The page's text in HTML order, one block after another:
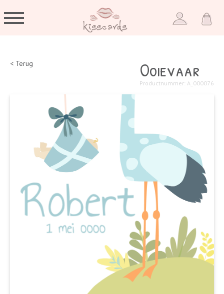
< Terug Ooievaar
Productnummer: A_000076